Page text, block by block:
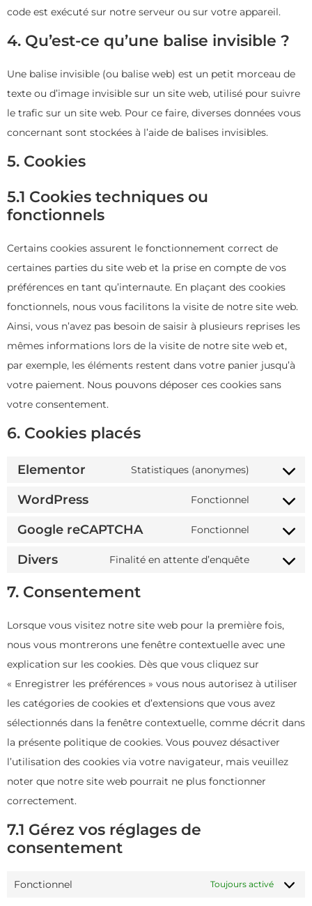
code est exécuté sur notre serveur ou sur votre appareil.
4. Qu’est-ce qu’une balise invisible ?
Une balise invisible (ou balise web) est un petit morceau de
texte ou d’image invisible sur un site web, utilisé pour suivre
le trafic sur un site web. Pour ce faire, diverses données vous
concernant sont stockées à l’aide de balises invisibles.
5. Cookies
5.1 Cookies techniques ou
fonctionnels
Certains cookies assurent le fonctionnement correct de
certaines parties du site web et la prise en compte de vos
préférences en tant qu’internaute. En plaçant des cookies
fonctionnels, nous vous facilitons la visite de notre site web.
Ainsi, vous n’avez pas besoin de saisir à plusieurs reprises les
mêmes informations lors de la visite de notre site web et,
par exemple, les éléments restent dans votre panier jusqu’à
votre paiement. Nous pouvons déposer ces cookies sans
votre consentement.
6. Cookies placés
Elementor Statistiques (anonymes)
WordPress Fonctionnel
Google reCAPTCHA Fonctionnel
Divers Finalité en attente d’enquête
7. Consentement
Lorsque vous visitez notre site web pour la première fois,
nous vous montrerons une fenêtre contextuelle avec une
explication sur les cookies. Dès que vous cliquez sur
« Enregistrer les préférences » vous nous autorisez à utiliser
les catégories de cookies et d’extensions que vous avez
sélectionnés dans la fenêtre contextuelle, comme décrit dans
la présente politique de cookies. Vous pouvez désactiver
l’utilisation des cookies via votre navigateur, mais veuillez
noter que notre site web pourrait ne plus fonctionner
correctement.
7.1 Gérez vos réglages de
consentement
Fonctionnel Toujours activé